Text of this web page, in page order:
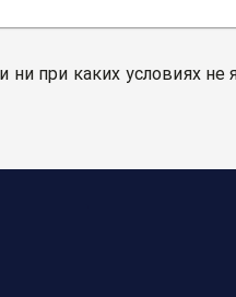
при каких условиях не